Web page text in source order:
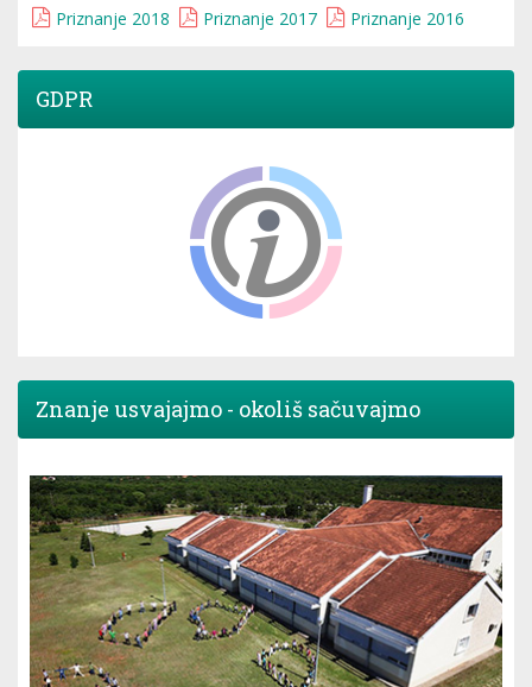
Priznanje 2018
Priznanje 2017 Priznanje 2016
GDPR
Znanje usvajajmo - okoliš sačuvajmo